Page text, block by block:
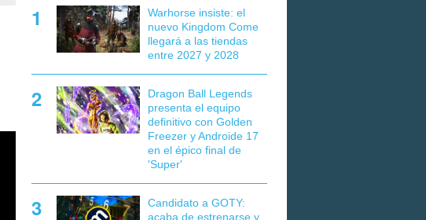
Warhorse insiste: el
nuevo Kingdom Come
llegará a las tiendas
entre 2027 y 2028
Dragon Ball Legends
presenta el equipo
definitivo con Golden
Freezer y Androide 17
en el épico final de
'Super'
Candidato a GOTY:
acaba de estrenarse y